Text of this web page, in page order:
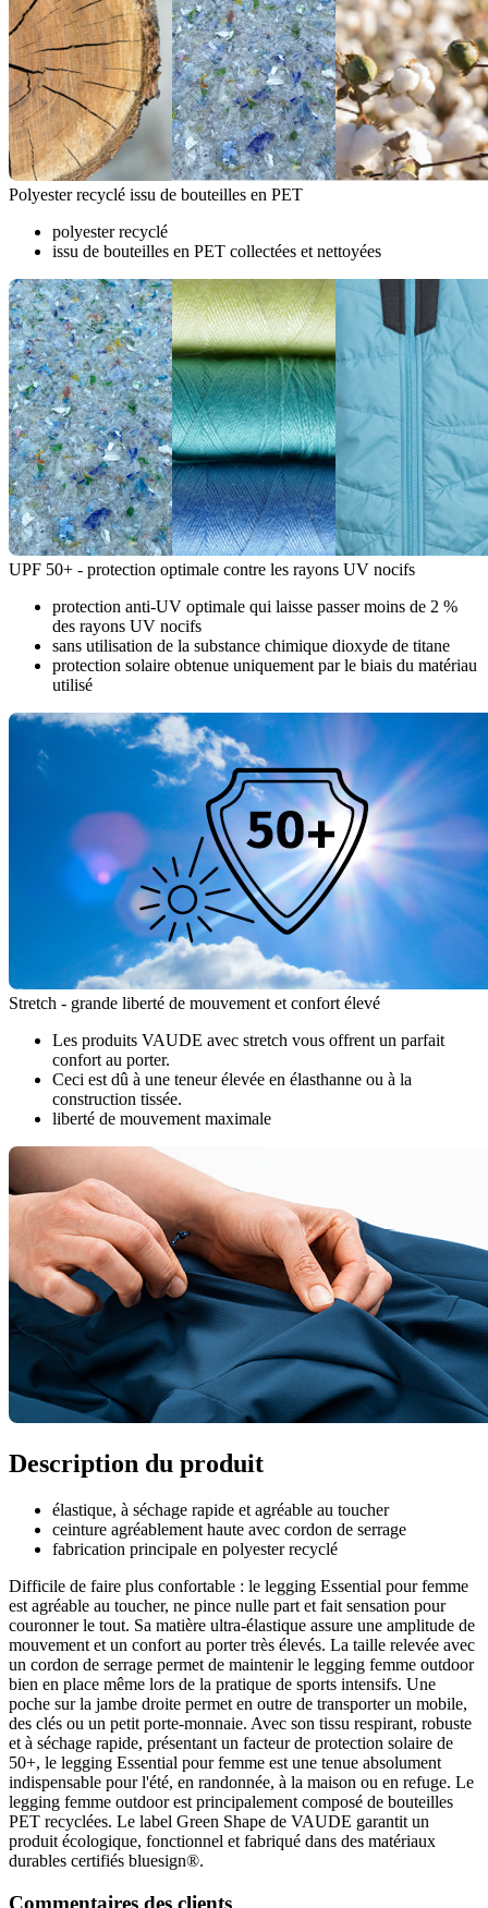
Polyester recyclé issu de bouteilles en PET
polyester recyclé
issu de bouteilles en PET collectées et nettoyées
UPF 50+ - protection optimale contre les rayons UV nocifs
protection anti-UV optimale qui laisse passer moins de 2 %
des rayons UV nocifs
sans utilisation de la substance chimique dioxyde de titane
protection solaire obtenue uniquement par le biais du matériau
utilisé
Stretch - grande liberté de mouvement et confort élevé
Les produits VAUDE avec stretch vous offrent un parfait
confort au porter.
Ceci est dû à une teneur élevée en élasthanne ou à la
construction tissée.
liberté de mouvement maximale
Description du produit
élastique, à séchage rapide et agréable au toucher
ceinture agréablement haute avec cordon de serrage
fabrication principale en polyester recyclé
Difficile de faire plus confortable : le legging Essential pour femme
est agréable au toucher, ne pince nulle part et fait sensation pour
couronner le tout. Sa matière ultra-élastique assure une amplitude de
mouvement et un confort au porter très élevés. La taille relevée avec
un cordon de serrage permet de maintenir le legging femme outdoor
bien en place même lors de la pratique de sports intensifs. Une
poche sur la jambe droite permet en outre de transporter un mobile,
des clés ou un petit porte-monnaie. Avec son tissu respirant, robuste
et à séchage rapide, présentant un facteur de protection solaire de
50+, le legging Essential pour femme est une tenue absolument
indispensable pour l'été, en randonnée, à la maison ou en refuge. Le
legging femme outdoor est principalement composé de bouteilles
PET recyclées. Le label Green Shape de VAUDE garantit un
produit écologique, fonctionnel et fabriqué dans des matériaux
durables certifiés bluesign®.
Commentaires des clients